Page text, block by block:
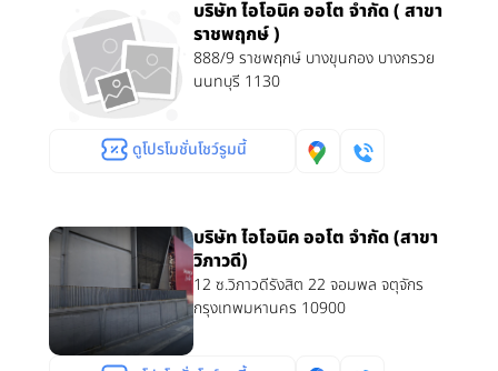
บริษัท ไอโอนิค ออโต จำกัด ( สาขา
ราชพฤกษ์ )
888/9 ราชพฤกษ์ บางขุนกอง บางกรวย
นนทบุรี 1130
ดูโปรโมชั่นโชว์รูมนี้
บริษัท ไอโอนิค ออโต จำกัด (สาขา
วิภาวดี)
12 ซ.วิภาวดีรังสิต 22 จอมพล จตุจักร
กรุงเทพมหานคร 10900